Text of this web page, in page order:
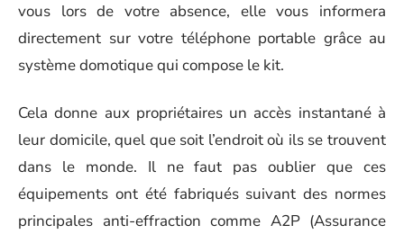
vous lors de votre absence, elle vous informera
directement sur votre téléphone portable grâce au
système domotique qui compose le kit.
Cela donne aux propriétaires un accès instantané à
leur domicile, quel que soit l’endroit où ils se trouvent
dans le monde. Il ne faut pas oublier que ces
équipements ont été fabriqués suivant des normes
principales anti-effraction comme A2P (Assurance